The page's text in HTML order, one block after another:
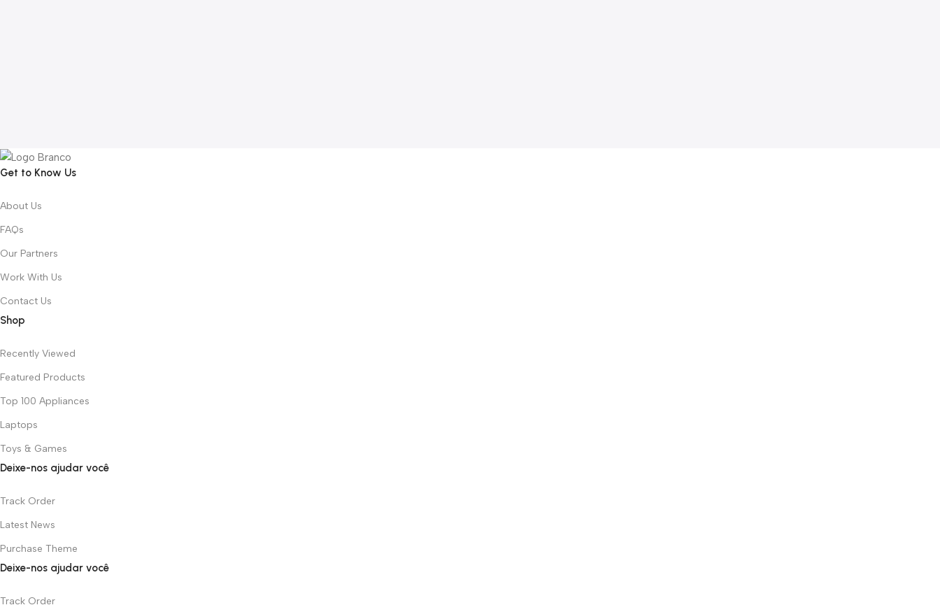
Get to Know Us
About Us
FAQs
Our Partners
Work With Us
Contact Us
Shop
Recently Viewed
Featured Products
Top 100 Appliances
Laptops
Toys & Games
Deixe-nos ajudar você
Track Order
Latest News
Purchase Theme
Deixe-nos ajudar você
Track Order